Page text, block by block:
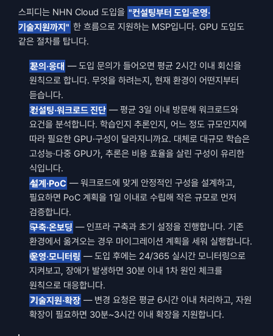
스피디는 NHN Cloud 도입을 "컨설팅부터 도입·운영·
기술지원까지" 한 흐름으로 지원하는 MSP입니다. GPU 도입도
같은 절차를 탑니다.
문의·응대 — 도입 문의가 들어오면 평균 2시간 이내 회신을
원칙으로 합니다. 무엇을 하려는지, 현재 환경이 어떤지부터
듣습니다.
컨설팅·워크로드 진단 — 평균 3일 이내 방문해 워크로드와
요건을 분석합니다. 학습인지 추론인지, 어느 정도 규모인지에
따라 필요한 GPU·구성이 달라지니까요. 대체로 대규모 학습은
고성능·다중 GPU가, 추론은 비용 효율을 살린 구성이 유리한
식입니다.
설계·PoC — 워크로드에 맞게 안정적인 구성을 설계하고,
필요하면 PoC 계획을 1일 이내로 수립해 작은 규모로 먼저
검증합니다.
구축·온보딩 — 인프라 구축과 초기 설정을 진행합니다. 기존
환경에서 옮겨오는 경우 마이그레이션 계획을 세워 실행합니다.
운영·모니터링 — 도입 후에는 24/365 실시간 모니터링으로
지켜보고, 장애가 발생하면 30분 이내 1차 원인 체크를
원칙으로 대응합니다.
기술지원·확장 — 변경 요청은 평균 6시간 이내 처리하고, 자원
확장이 필요하면 30분~3시간 이내 확장을 지원합니다.